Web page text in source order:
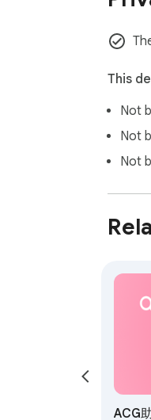
4. 高
• 多端
5. 安全
• 开源
• 隐
立即安
This
Not
Not
Not
ACG